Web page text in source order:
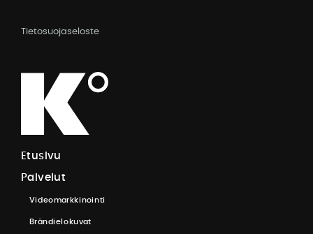
Tietosuojaseloste
Etus ivu
Pa lve ut
Vi deomar kkinoi nti
Brändie o kuvat